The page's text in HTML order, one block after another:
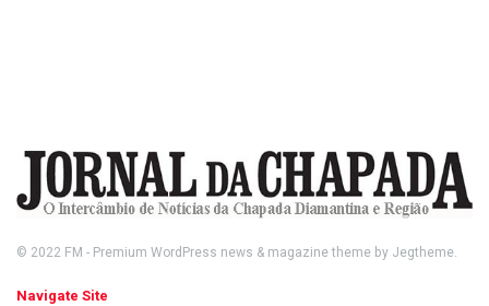
© 2022 FM - Premium WordPress news & magazine theme by Jegtheme.
Navigate Site